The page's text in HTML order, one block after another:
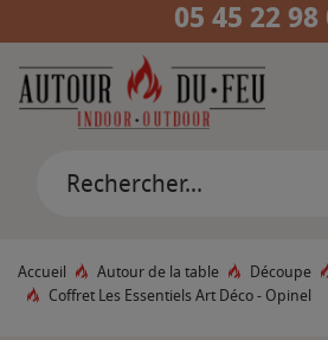
05 45 22 98
Accueil Autour de la table Découpe
Coffret Les Essentiels Art Déco - Opinel